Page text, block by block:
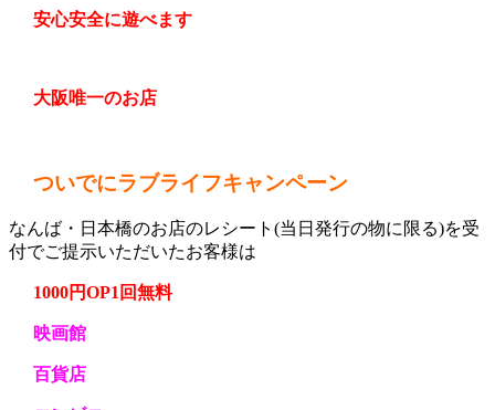
安心安全に遊べます
大阪唯一のお店
ついでにラブライフキャンペーン
なんば・日本橋のお店のレシート(当日発行の物に限る)を受
付でご提示いただいたお客様は
1000円OP1回無料
映画館
百貨店